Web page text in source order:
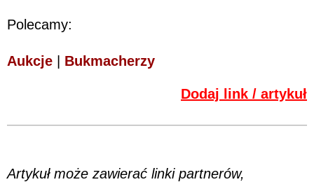
Polecamy:
Aukcje Bukmacherzy
Dodaj link / artykuł
Artykuł może zawierać linki partnerów,